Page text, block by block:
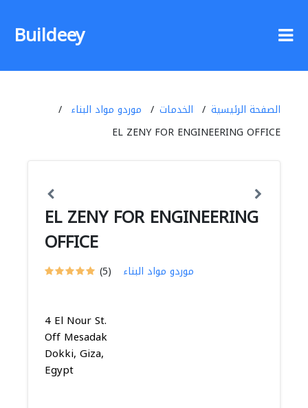
Buildeey
الصفحة الرئيسية الخدمات
موردو مواد البناء
EL ZENY FOR ENGINEERING OFFICE
EL ZENY FOR ENGINEERING
OFFICE
(5) موردو مواد البناء
4 El Nour St.
Off Mesadak
Dokki, Giza,
Egypt